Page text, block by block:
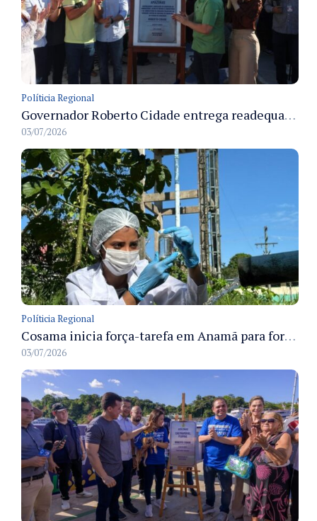
Políticia Regional
Governador Roberto Cidade entrega readequação do ambulatório da FCecon e amplia capacidade de atendimento oncológico em Manaus
03/07/2026
Políticia Regional
Cosama inicia força-tarefa em Anamã para fortalecer abastecimento de água e segurança hídrica da população
03/07/2026